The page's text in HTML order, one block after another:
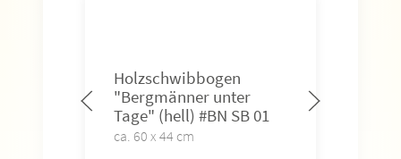
Holzschwibbogen
"Bergmänner unter
Tage" (hell) #BN SB 01
ca. 60 x 44 cm